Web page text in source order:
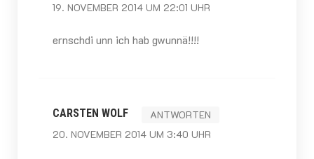
19. NOVEMBER 2014 UM 22:01 UHR
ernschdi unn ich hab gwunnä!!!!
CARSTEN WOLF
20. NOVEMBER 2014 UM 3:40 UHR
ANTWORTEN